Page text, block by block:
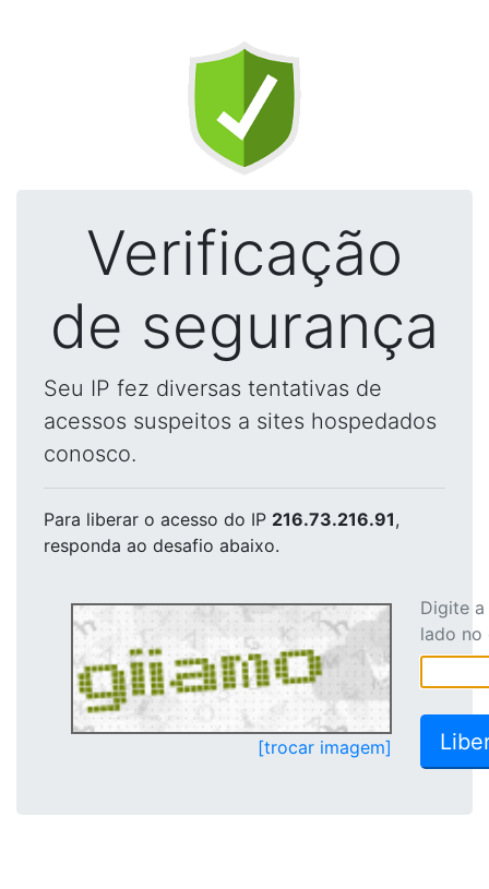
Verificação
de segurança
Seu IP fez diversas tentativas de
acessos suspeitos a sites hospedados
conosco.
Para liberar o acesso do IP 216.73.216.91,
responda ao desafio abaixo.
[trocar imagem]
Digite
lado no